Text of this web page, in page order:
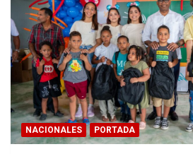
NACIONALES PORTADA